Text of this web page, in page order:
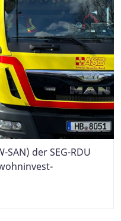
der SEG-RDU
und des ASB
Weserstadion
über den
RDU des ASB